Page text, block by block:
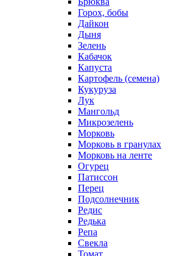
Горох, бобы
Дайкон
Дыня
Зелень
Кабачок
Капуста
Картофель (семена)
Кукуруза
Лук
Мангольд
Микрозелень
Морковь
Морковь в гранулах
Морковь на ленте
Огурец
Патиссон
Перец
Подсолнечник
Редис
Редька
Репа
Свекла
Томат